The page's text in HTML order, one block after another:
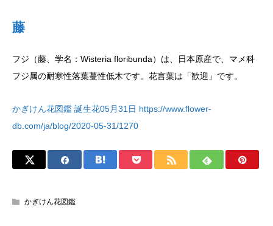
藤
フジ（藤、学名：Wisteria floribunda）は、日本原産で、マメ科
フジ属の耐寒性落葉蔓性低木です。花言葉は「歓迎」です。
かぎけん花図鑑 誕生花05月31日 https://www.flower-
db.com/ja/blog/2020-05-31/1270
かぎけん花図鑑